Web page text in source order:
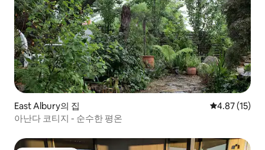
East Albury의 집 평점 4.87점
4.87 (15)
아난다 코티지 - 순수한 평온